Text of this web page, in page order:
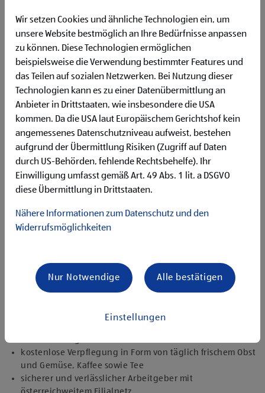
Reinigen der Filiale
Betreuen der Pfandrückgabeautomaten
Qualifikationen, die ich mitbringe
Flexibilität für Früh- und Spätdienste (Montag bis
Samstag)
Begeisterung im Handel zu arbeiten und den
Unternehmenserfolg mitzugestalten
Freude an der Arbeit im Team für ein motiviertes
Miteinander
Bereitschaft zu körperlich anspruchsvollen Tätigkeiten
freundlich im Umgang mit Kund:innen für eine
angenehme Einkaufsatmosphäre
zuverlässige und organisierte Arbeitsweise zur
Angebote, die mich überzeugen
vielseitiges Tätigkeitsfeld
umfangreiche Einarbeitung und individuelles
Onboarding
kostenlose Verpflegung in Form von täglich frischem Obst
und Gemüse, Kaffee sowie Tee
sicherer und verlässlicher Arbeitgeber mit
Wir setzen Cookies und ähnliche Technologien ein, um
unsere Website bestmöglich an Ihre Bedürfnisse anpassen
zu können. Diese Technologien ermöglichen
beispielsweise die Verwendung bestimmter Features und
das Teilen auf sozialen Netzwerken. Bei Nutzung dieser
Technologien kann es zu einer Datenübermittlung an
Anbieter in Drittstaaten, wie insbesondere die USA
kommen. Da die USA laut Europäischem Gerichtshof kein
angemessenes Datenschutzniveau aufweist, bestehen
aufgrund der Übermittlung Risiken (Zugriff auf Daten
durch US-Behörden, fehlende Rechtsbehelfe). Ihr
Einwilligung umfasst gemäß Art. 49 Abs. 1 lit. a DSGVO
diese Übermittlung in Drittstaaten.
Nähere Informationen zum Datenschutz und den
Widerrufsmöglichkeiten
Einstellungen
Nur Notwendige Alle bestätigen